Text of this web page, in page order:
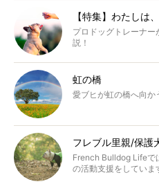
【特集】わたしは
プロドッグトレーナ
説！
虹の橋
愛ブヒが虹の橋へ向か
フレブル里親/保護
French Bulldog Lifeで
の活動支援をしていま